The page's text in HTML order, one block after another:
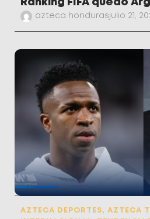
Ranking FIFA quedó
azteca hondurasjulio 21,
AZTECA DEPORTES, AZTECA